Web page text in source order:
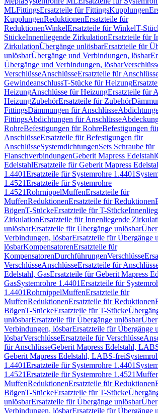
MLFittingsErsatzteile für FittingsKupplungen
KupplungenReduktionenErsatzteile für
ReduktionenWinkelErsatzteile für WinkelT-
StückeInnenliegende ZirkulationErsatzteile für
ZirkulationÜbergänge unlösbarErsatzteile für
unlösbarÜbergänge und Verbindungen, lösbar
Übergänge und Verbindungen, lösbar
VerschlüsseAnschlüsseErsatzteile für
GewindeanschlussT-Stücke für Heizung
HeizungAnschlüsse für HeizungErsatzteile für
HeizungZubehörErsatzteile für Zubehör
FittingsDämmungen für Anschlüsse
FittingsAbdichtungen für Anschlüsse
RohreBefestigungen für RohreBefestigungen
AnschlüsseErsatzteile für Befestigungen für
AnschlüsseSystemdichtungenSets Schraube für
FlanschverbindungenGeberit Mapress Edelstahl
EdelstahlErsatzteile für Geberit Mapress
1.4401Ersatzteile für Systemrohre 1.4401
1.4521Ersatzteile für Systemrohre
1.4521RohrnippelMuffenErsatzteile für
MuffenReduktionenErsatzteile für Reduktionen
BögenT-StückeErsatzteile für T-Stücke
ZirkulationErsatzteile für Innenliegende
unlösbarErsatzteile für Übergänge unlösbar
Verbindungen, lösbarErsatzteile für Übergänge
lösbarKompensatorenErsatzteile für
KompensatorenDurchführungenVerschlüsse
VerschlüsseAnschlüsseErsatzteile für
Edelstahl, GasErsatzteile für Geberit Mapress
GasSystemrohre 1.4401Ersatzteile für
1.4401RohrnippelMuffenErsatzteile für
MuffenReduktionenErsatzteile für Reduktionen
BögenT-StückeErsatzteile für T-Stücke
unlösbarErsatzteile für Übergänge unlösbar
Verbindungen, lösbarErsatzteile für Übergänge
lösbarVerschlüsseErsatzteile für Verschlüsse
für AnschlüsseGeberit Mapress Edelstahl,
Geberit Mapress Edelstahl, LABS-frei
1.4401Ersatzteile für Systemrohre 1.4401
1.4521Ersatzteile für Systemrohre 1.4521
MuffenReduktionenErsatzteile für Reduktionen
BögenT-StückeErsatzteile für T-Stücke
unlösbarErsatzteile für Übergänge unlösbar
Verbindungen, lösbarErsatzteile für Übergänge